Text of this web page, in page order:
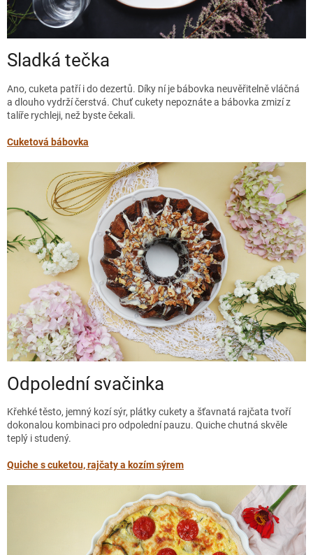
Sladká tečka
Ano, cuketa patří i do dezertů. Díky ní je bábovka neuvěřitelně vláčná
a dlouho vydrží čerstvá. Chuť cukety nepoznáte a bábovka zmizí z
talíře rychleji, než byste čekali.
Cuketová bábovka
Odpolední svačinka
Křehké těsto, jemný kozí sýr, plátky cukety a šťavnatá rajčata tvoří
dokonalou kombinaci pro odpolední pauzu. Quiche chutná skvěle
teplý i studený.
Quiche s cuketou, rajčaty a kozím sýrem